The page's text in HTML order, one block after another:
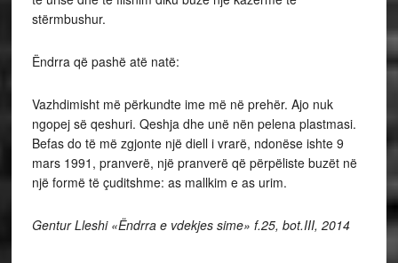
stërmbushur.
Ëndrra që pashë atë natë:
Vazhdimisht më përkundte ime më në prehër. Ajo nuk
ngopej së qeshuri. Qeshja dhe unë nën pelena plastmasi.
Befas do të më zgjonte një diell i vrarë, ndonëse ishte 9
mars 1991, pranverë, një pranverë që përpëliste buzët në
një formë të çudit­shme: as mallkim e as urim.
Gentur Lleshi «Ëndrra e vdekjes sime» f.25, bot.III, 2014